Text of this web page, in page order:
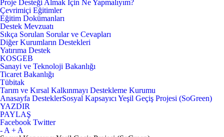
Proje Desteği Almak İçin Ne Yapmalıyım?
Çevrimiçi Eğitimler
Eğitim Dokümanları
Destek Mevzuatı
Sıkça Sorulan Sorular ve Cevapları
Diğer Kurumların Destekleri
Yatırıma Destek
KOSGEB
Sanayi ve Teknoloji Bakanlığı
Ticaret Bakanlığı
Tübitak
Tarım ve Kırsal Kalkınmayı Destekleme Kurumu
Anasayfa DesteklerSosyal Kapsayıcı Yeşil Geçiş Projesi (SoGreen)
YAZDIR
PAYLAŞ
Facebook Twitter
- A + A